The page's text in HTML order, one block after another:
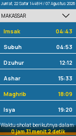
Jum'at, 22 Safar 1448 H / 07 Agustus 2026
Imsak 04:43
Subuh 04:53
Dzuhur 12:12
Ashar 15:33
Maghrib 18:09
Isya 19:20
Waktu sholat berikutnya dalam:
0 jam 31 menit 1 detik